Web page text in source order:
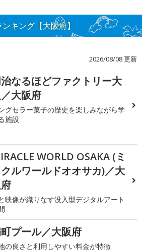
キング【大阪府】
2026/08/08 更新
なるほどファクトリー大
大阪府
グセラー菓子の歴史を楽しみながら学
施設
WORLD OSAKA (ミ
ルワールドオオサカ)／大
映像が織りなす没入型デジタルアート
プール／大阪府
の良さと利用しやすい料金が特徴